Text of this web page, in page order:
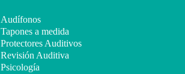
Audífonos
Tapones a medida
Protectores Auditivos
Revisión Auditiva
Psicología